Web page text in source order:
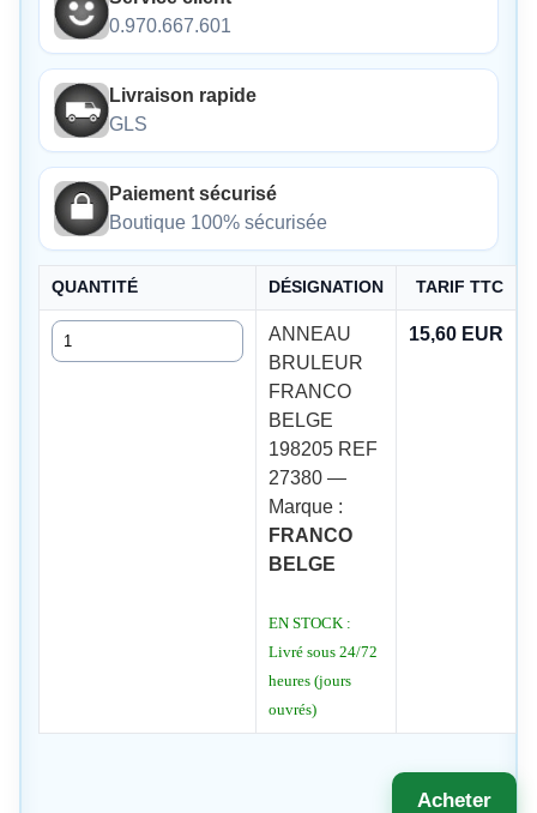
0.970.667.601
Livraison rapide
GLS
Paiement sécurisé
Boutique 100% sécurisée
QUANTITÉ DÉSIGNATION TARIF TTC
Quantité
ANNEAU
BRULEUR
FRANCO
BELGE
198205 REF
27380 —
Marque :
FRANCO
BELGE
EN STOCK :
Livré sous 24/72
heures (jours
ouvrés)
15,60 EUR
Acheter